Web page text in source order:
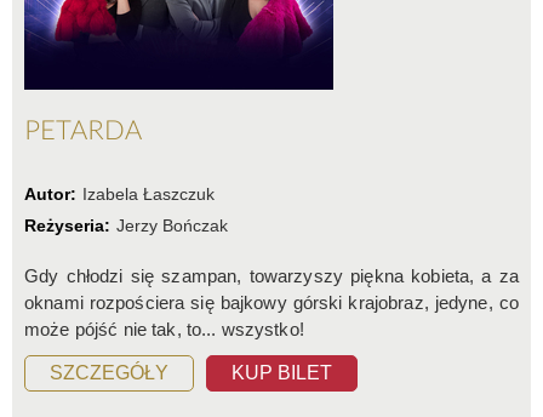
PETARDA
Autor: Izabela Łaszczuk
Reżyseria: Jerzy Bończak
Gdy chłodzi się szampan, towarzyszy piękna kobieta, a za
oknami rozpościera się bajkowy górski krajobraz, jedyne, co
może pójść nie tak, to... wszystko!
SZCZEGÓŁY KUP BILET